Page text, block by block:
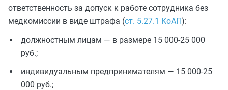
ответственность за допуск к работе сотрудника без
медкомиссии в виде штрафа (ст. 5.27.1 КоАП):
должностным лицам — в размере 15 000-25 000
руб.;
индивидуальным предпринимателям — 15 000-25
000 руб.;